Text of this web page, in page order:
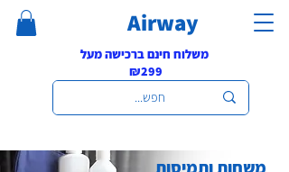
Airway
משלוח חינם ברכישה מעל
₪299
משחות ותמיסות